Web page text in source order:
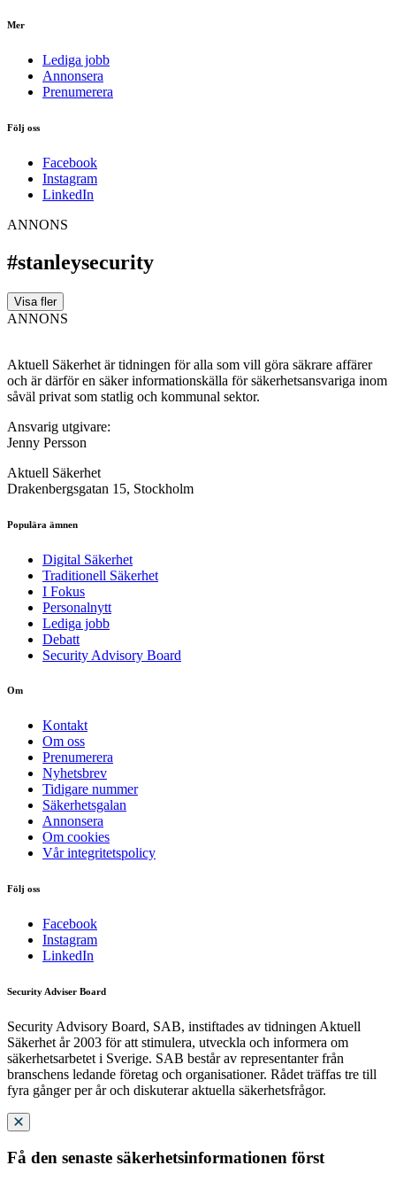
Mer
Lediga jobb
Annonsera
Prenumerera
Följ oss
Facebook
Instagram
LinkedIn
ANNONS
#stanleysecurity
Visa fler
ANNONS
Aktuell Säkerhet är tidningen för alla som vill göra säkrare affärer
och är därför en säker informationskälla för säkerhets­ansvariga inom
såväl privat som statlig och kommunal sektor.
Ansvarig utgivare:
Jenny Persson
Aktuell Säkerhet
Drakenbergsgatan 15, Stockholm
Populära ämnen
Digital Säkerhet
Traditionell Säkerhet
I Fokus
Personalnytt
Lediga jobb
Debatt
Security Advisory Board
Om
Kontakt
Om oss
Prenumerera
Nyhetsbrev
Tidigare nummer
Säkerhetsgalan
Annonsera
Om cookies
Vår integritetspolicy
Följ oss
Facebook
Instagram
LinkedIn
Security Adviser Board
Security Advisory Board, SAB, instiftades av tidningen Aktuell
Säkerhet år 2003 för att stimulera, utveckla och informera om
säkerhetsarbetet i Sverige. SAB består av representanter från
branschens ledande företag och organisationer. Rådet träffas tre till
fyra gånger per år och diskuterar aktuella säkerhetsfrågor.
Få den senaste säkerhetsinformationen först